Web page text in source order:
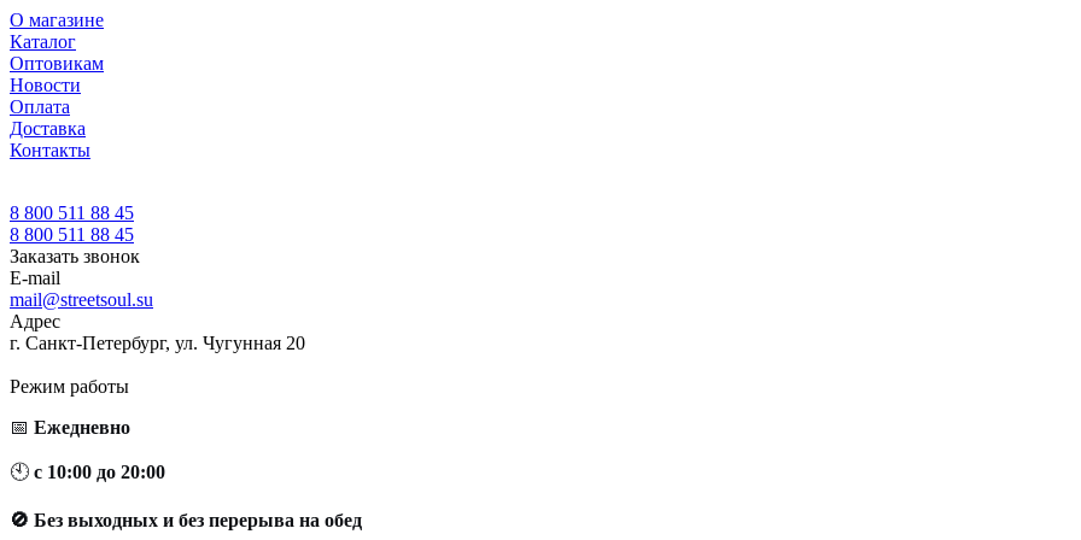
О магазине
Каталог
Оптовикам
Новости
Оплата
Доставка
Контакты
8 800 511 88 45
8 800 511 88 45
Заказать звонок
E-mail
mail@streetsoul.su
Адрес
г. Санкт-Петербург, ул. Чугунная 20
Режим работы
📅 Ежедневно
🕙 с 10:00 до 20:00
🚫 Без выходных и без перерыва на обед